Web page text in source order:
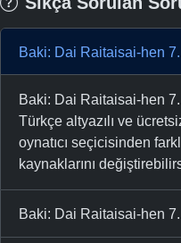
Baki: Dai Raitaisai-hen
Baki: Dai Raitaisai-hen
Türkçe altyazılı ve
oynatıcı seçicisinden
kaynaklarını
Baki: Dai Raitaisai-hen 7.